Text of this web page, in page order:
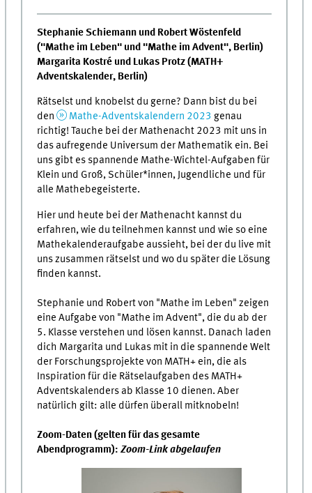
Stephanie Schiemann und Robert Wöstenfeld
("Mathe im Leben" und "Mathe im Advent", Berlin)
Margarita Kostré und Lukas Protz (MATH+
Adventskalender, Berlin)
Rätselst und knobelst du gerne? Dann bist du bei
den
Mathe-Adventskalendern 2023 genau
richtig! Tauche bei der Mathenacht 2023 mit uns in
das aufregende Universum der Mathematik ein. Bei
uns gibt es spannende Mathe-Wichtel-Aufgaben für
Klein und Groß, Schüler*innen, Jugendliche und für
alle Mathebegeisterte.
Hier und heute bei der Mathenacht kannst du
erfahren, wie du teilnehmen kannst und wie so eine
Mathekalenderaufgabe aussieht, bei der du live mit
uns zusammen rätselst und wo du später die Lösung
finden kannst.
Stephanie und Robert von "Mathe im Leben" zeigen
eine Aufgabe von "Mathe im Advent", die du ab der
5. Klasse verstehen und lösen kannst. Danach laden
dich Margarita und Lukas mit in die spannende Welt
der Forschungsprojekte von MATH+ ein, die als
Inspiration für die Rätselaufgaben des MATH+
Adventskalenders ab Klasse 10 dienen. Aber
natürlich gilt: alle dürfen überall mitknobeln!
Zoom-Daten (gelten für das gesamte
Abendprogramm):Zoom-Link abgelaufen